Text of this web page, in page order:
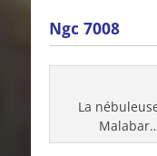
Ngc 7008
La